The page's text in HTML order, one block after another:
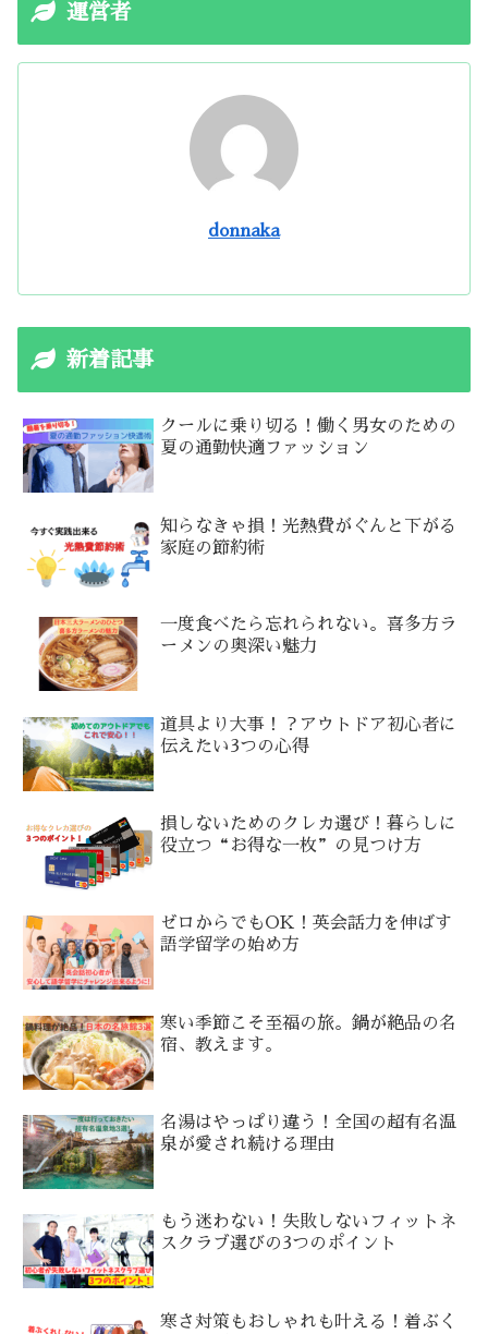
運営者
donnaka
新着記事
クールに乗り切る！働く男女のための
夏の通勤快適ファッション
知らなきゃ損！光熱費がぐんと下がる
家庭の節約術
一度食べたら忘れられない。喜多方ラ
ーメンの奥深い魅力
道具より大事！？アウトドア初心者に
伝えたい3つの心得
損しないためのクレカ選び！暮らしに
役立つ“お得な一枚”の見つけ方
ゼロからでもOK！英会話力を伸ばす
語学留学の始め方
寒い季節こそ至福の旅。鍋が絶品の名
宿、教えます。
名湯はやっぱり違う！全国の超有名温
泉が愛され続ける理由
もう迷わない！失敗しないフィットネ
スクラブ選びの3つのポイント
寒さ対策もおしゃれも叶える！着ぶく